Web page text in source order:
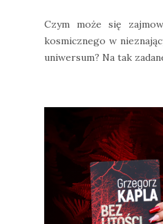
Czym może się
kosmicznego w
uniwersum? Na tak